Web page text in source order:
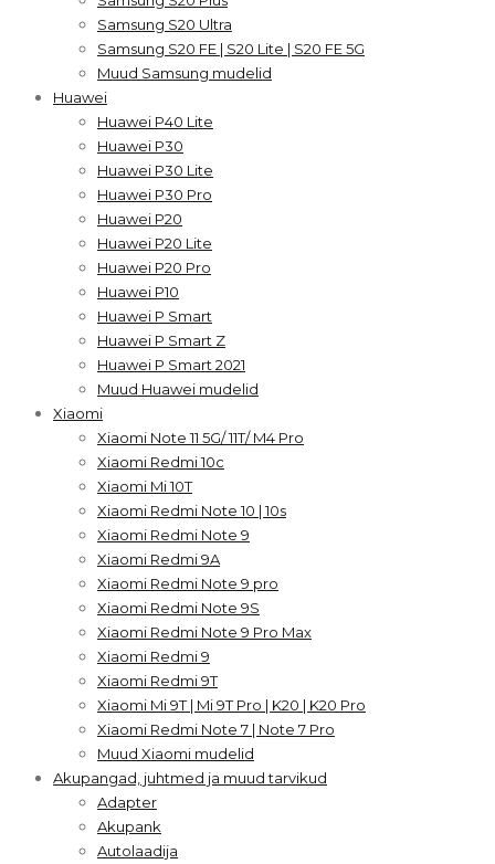
Samsung S20 Ultra
Samsung S20 FE | S20 Lite | S20 FE 5G
Muud Samsung mudelid
Huawei
Huawei P40 Lite
Huawei P30
Huawei P30 Lite
Huawei P30 Pro
Huawei P20
Huawei P20 Lite
Huawei P20 Pro
Huawei P10
Huawei P Smart
Huawei P Smart Z
Huawei P Smart 2021
Muud Huawei mudelid
Xiaomi
Xiaomi Note 11 5G/ 11T/ M4 Pro
Xiaomi Redmi 10c
Xiaomi Mi 10T
Xiaomi Redmi Note 10 | 10s
Xiaomi Redmi Note 9
Xiaomi Redmi 9A
Xiaomi Redmi Note 9 pro
Xiaomi Redmi Note 9S
Xiaomi Redmi Note 9 Pro Max
Xiaomi Redmi 9
Xiaomi Redmi 9T
Xiaomi Mi 9T | Mi 9T Pro | K20 | K20 Pro
Xiaomi Redmi Note 7 | Note 7 Pro
Muud Xiaomi mudelid
Akupangad, juhtmed ja muud tarvikud
Adapter
Akupank
Autolaadija